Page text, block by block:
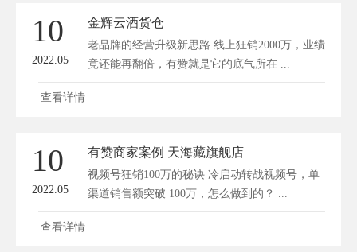
10
2022.05
金辉云酒货仓
老品牌的经营升级新思路 线上狂销2000万，业绩
竟还能再翻倍，有赞就是它的底气所在 ...
查看详情
10
2022.05
有赞商家案例 天海藏旗舰店
视频号狂销100万的秘诀 冷启动转战视频号，单
渠道销售额突破 100万，怎么做到的？ ...
查看详情